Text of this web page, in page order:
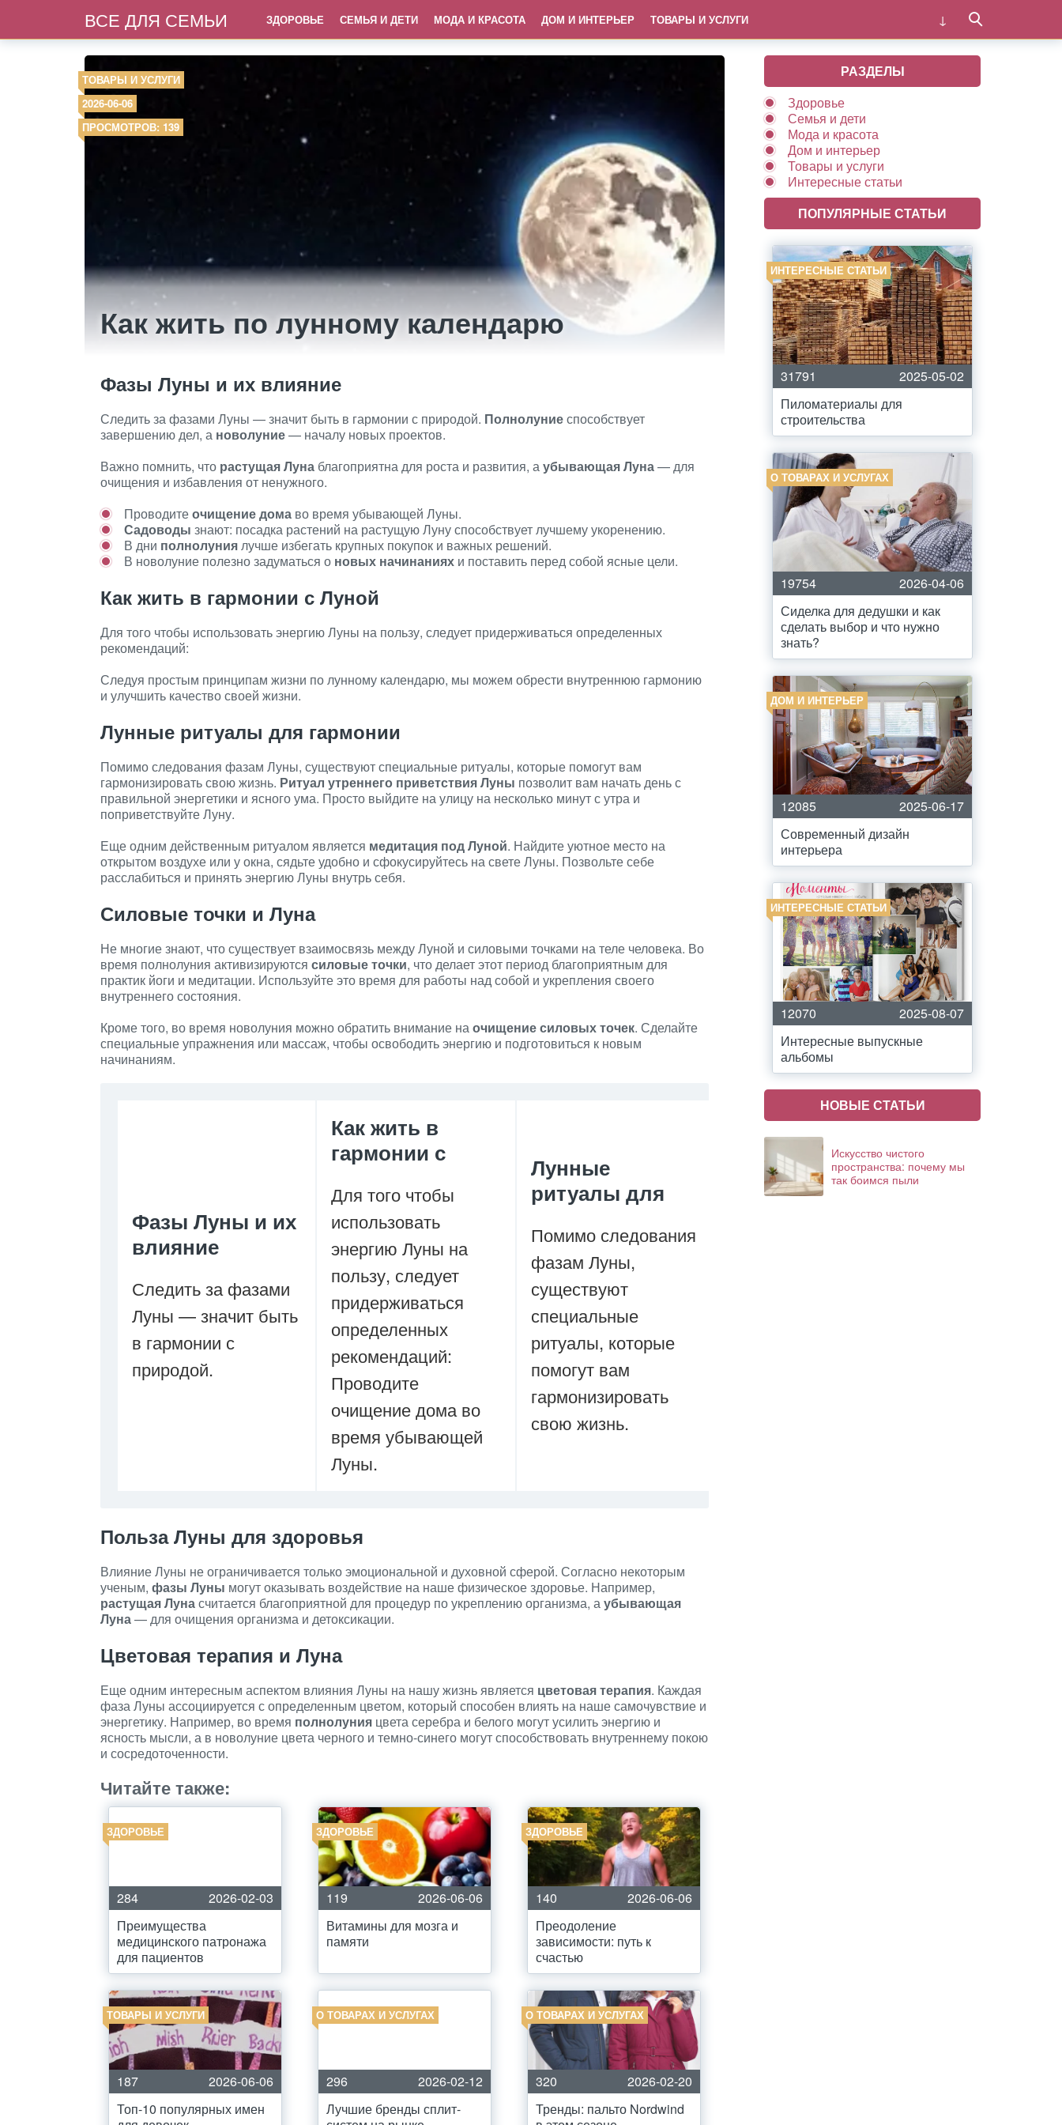
ВСЕ ДЛЯ СЕМЬИ ЗДОРОВЬЕ СЕМЬЯ И ДЕТИ МОДА И КРАСОТА ДОМ И ИНТЕРЬЕР ТОВАРЫ И УСЛУГИ
ТОВАРЫ И УСЛУГИ
2026-06-06
ПРОСМОТРОВ: 139
Как жить по лунному календарю
Фазы Луны и их влияние
Следить за фазами Луны — значит быть в гармонии с природой. Полнолуниеспособствует
завершению дел, а новолуние— началу новых проектов.
Важно помнить, что растущая Луна благоприятна для роста и развития, аубывающая Луна— для
очищения и избавления от ненужного.
Проводитеочищение дома во время убывающей Луны.
Садоводы знают: посадка растений на растущую Луну способствует лучшему укоренению.
В дни полнолуниялучше избегать крупных покупок и важных решений.
В новолуние полезно задуматься о новых начинаниях и поставить перед собой ясные цели.
Как жить в гармонии с Луной
Для того чтобы использовать энергию Луны на пользу, следует придерживаться определенных
рекомендаций:
Следуя простым принципам жизни по лунному календарю, мы можем обрести внутреннюю гармонию
и улучшить качество своей жизни.
Лунные ритуалы для гармонии
Помимо следования фазам Луны, существуют специальные ритуалы, которые помогут вам
гармонизировать свою жизнь. Ритуал утреннего приветствия Луны позволит вам начать день с
правильной энергетики и ясного ума. Просто выйдите на улицу на несколько минут с утра и
поприветствуйте Луну.
Еще одним действенным ритуалом является медитация под Луной. Найдите уютное место на
открытом воздухе или у окна, сядьте удобно и сфокусируйтесь на свете Луны. Позвольте себе
расслабиться и принять энергию Луны внутрь себя.
Силовые точки и Луна
Не многие знают, что существует взаимосвязь между Луной и силовыми точками на теле человека. Во
время полнолуния активизируются силовые точки, что делает этот период благоприятным для
практик йоги и медитации. Используйте это время для работы над собой и укрепления своего
внутреннего состояния.
Кроме того, во время новолуния можно обратить внимание наочищение силовых точек. Сделайте
специальные упражнения или массаж, чтобы освободить энергию и подготовиться к новым
начинаниям.
Фазы Луны и их
влияние
Следить за фазами
Луны — значит быть
в гармонии с
природой.
Как жить в
гармонии с
Для того чтобы
использовать
энергию Луны на
пользу, следует
придерживаться
определенных
рекомендаций:
Проводите
очищение дома во
время убывающей
Луны.
Лунные
ритуалы для
Помимо следования
фазам Луны,
существуют
специальные
ритуалы, которые
помогут вам
гармонизировать
свою жизнь.
Польза Луны для здоровья
Влияние Луны не ограничивается только эмоциональной и духовной сферой. Согласно некоторым
ученым, фазы Луны могут оказывать воздействие на наше физическое здоровье. Например,
растущая Лунасчитается благоприятной для процедур по укреплению организма, аубывающая
Луна— для очищения организма и детоксикации.
Цветовая терапия и Луна
Еще одним интересным аспектом влияния Луны на нашу жизнь является цветовая терапия. Каждая
фаза Луны ассоциируется с определенным цветом, который способен влиять на наше самочувствие и
энергетику. Например, во время полнолуния цвета серебра и белого могут усилить энергию и
ясность мысли, а в новолуние цвета черного и темно-синего могут способствовать внутреннему покою
и сосредоточенности.
Читайте также:
ЗДОРОВЬЕ
284
2026-02-03
Преимущества
медицинского патронажа
для пациентов
ЗДОРОВЬЕ
119
2026-06-06
Витамины для мозга и
памяти
ЗДОРОВЬЕ
140
2026-06-06
Преодоление
зависимости: путь к
счастью
ТОВАРЫ И УСЛУГИ
187
2026-06-06
Топ-10 популярных имен
О ТОВАРАХ И УСЛУГАХ
296
2026-02-12
Лучшие бренды сплит-
О ТОВАРАХ И УСЛУГАХ
320
2026-02-20
Тренды: пальто Nordwind
РАЗДЕЛЫ
Здоровье
Семья и дети
Мода и красота
Дом и интерьер
Товары и услуги
Интересные статьи
ПОПУЛЯРНЫЕ СТАТЬИ
ИНТЕРЕСНЫЕ СТАТЬИ
31791
2025-05-02
Пиломатериалы для
строительства
О ТОВАРАХ И УСЛУГАХ
19754
2026-04-06
Сиделка для дедушки и как
сделать выбор и что нужно
знать?
ДОМ И ИНТЕРЬЕР
12085
2025-06-17
Современный дизайн
интерьера
ИНТЕРЕСНЫЕ СТАТЬИ
12070
2025-08-07
Интересные выпускные
альбомы
НОВЫЕ СТАТЬИ
Искусство чистого
пространства: почему мы
так боимся пыли